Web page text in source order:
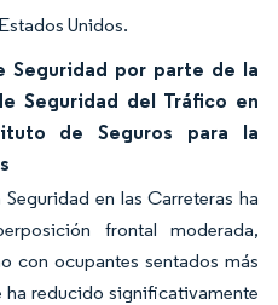
Unidos.
Seguridad por parte de la
Seguridad del Tráfico en
de Seguros para la
en las Carreteras ha
frontal moderada,
con ocupantes sentados más
ha reducido significativamente